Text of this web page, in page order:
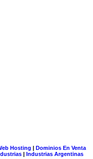
Hosting | Dominios En Venta
| Industrias Argentinas